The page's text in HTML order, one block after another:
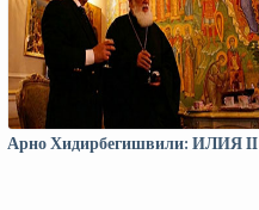
Арно Хидирбегишвили: ИЛИЯ II